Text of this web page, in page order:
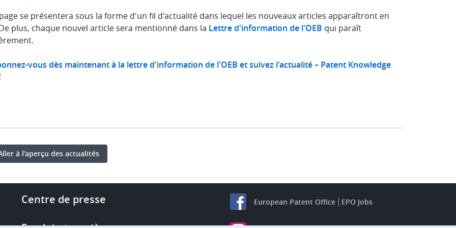
se présentera sous la forme d'un fil d'actualité dans lequel les nouveaux articles apparaîtront en
plus, chaque nouvel article sera mentionné dans la Lettre d'information de l'OEB qui paraît
vous dès maintenant à la lettre d'information de l'OEB et suivez l'actualité – Patent Knowledge
à l’aperçu des actualités
Footer
Centre de presse European Patent Office EPO Jobs